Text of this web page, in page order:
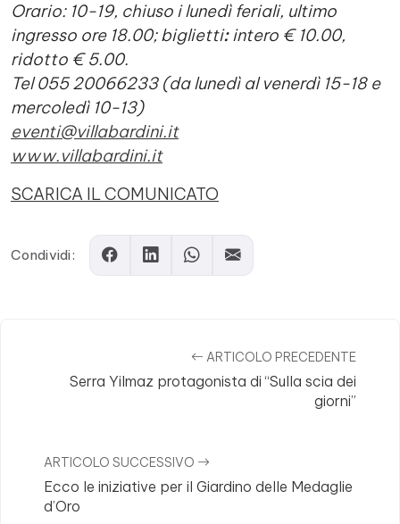
Orario: 10-19, chiuso i lunedì feriali, ultimo
ingresso ore 18.00; biglietti:intero € 10.00,
ridotto € 5.00.
Tel 055 20066233 (da lunedì al venerdì 15-18 e
mercoledì 10-13)
eventi@villabardini.it
www.villabardini.it
SCARICA IL COMUNICATO
Condividi:
ARTICOLO PRECEDENTE
Serra Yilmaz protagonista di “Sulla scia dei
giorni”
ARTICOLO SUCCESSIVO
Ecco le iniziative per il Giardino delle Medaglie
d’Oro